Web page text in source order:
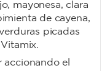
mayonesa, clara
de cayena,
picadas
accionando el